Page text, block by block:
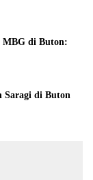
MBG di Buton:
Saragi di Buton